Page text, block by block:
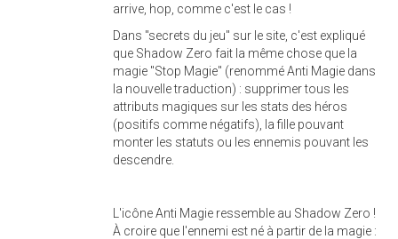
arrive, hop, comme c'est le cas !
Dans "secrets du jeu" sur le site, c'est expliqué
que Shadow Zero fait la même chose que la
magie "Stop Magie" (renommé Anti Magie dans
la nouvelle traduction) : supprimer tous les
attributs magiques sur les stats des héros
(positifs comme négatifs), la fille pouvant
monter les statuts ou les ennemis pouvant les
descendre.
L'icône Anti Magie ressemble au Shadow Zero !
À croire que l'ennemi est né à partir de la magie :